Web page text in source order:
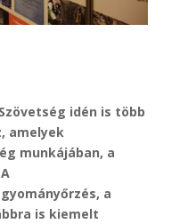
idén is több
amelyek
munkájában, a
a
is kiemelt